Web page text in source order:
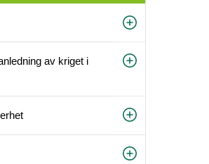
av kriget i